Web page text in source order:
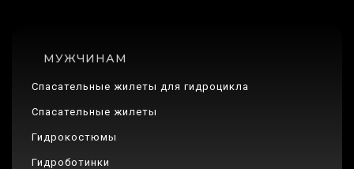
МУЖЧИНАМ
Спасательные жилеты для гидроцикла
Спасательные жилеты
Гидрокостюмы
Гидроботинки